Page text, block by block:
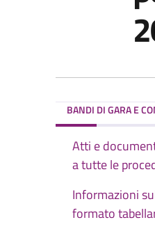
BANDI DI GARA E
Atti e
a tutte le
Informazioni
formato